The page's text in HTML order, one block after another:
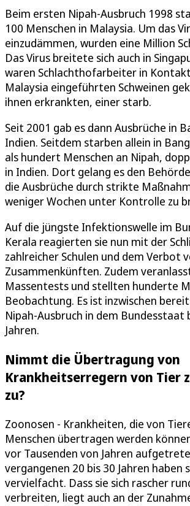
Beim ersten Nipah-Ausbruch 1998
100 Menschen in Malaysia. Um das
einzudämmen, wurden eine Million
Das Virus breitete sich auch in
waren Schlachthofarbeiter in
Malaysia eingeführten Schweinen
ihnen erkrankten, einer starb.
Seit 2001 gab es dann Ausbrüche in
Indien. Seitdem starben allein in
als hundert Menschen an Nipah,
in Indien. Dort gelang es den
die Ausbrüche durch strikte
weniger Wochen unter Kontrolle zu
Auf die jüngste Infektionswelle im
Kerala reagierten sie nun mit der
zahlreicher Schulen und dem Verbot
Zusammenkünften. Zudem
Massentests und stellten hunderte
Beobachtung. Es ist inzwischen
Nipah-Ausbruch in dem Bundesstaat
Jahren.
Nimmt die Übertragung von
Krankheitserregern von Tier
zu?
Zoonosen - Krankheiten, die von
Menschen übertragen werden
vor Tausenden von Jahren
vergangenen 20 bis 30 Jahren haben
vervielfacht. Dass sie sich rascher
verbreiten, liegt auch an der